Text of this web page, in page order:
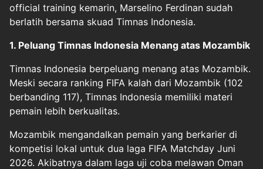
official training kemarin, Marselino Ferdinan sudah
berlatih bersama skuad Timnas Indonesia.
1. Peluang Timnas Indonesia Menang atas Mozambik
Timnas Indonesia berpeluang menang atas Mozambik.
Meski secara ranking FIFA kalah dari Mozambik (102
berbanding 117), Timnas Indonesia memiliki materi
pemain lebih berkualitas.
Mozambik mengandalkan pemain yang berkarier di
kompetisi lokal untuk dua laga FIFA Matchday Juni
2026. Akibatnya dalam laga uji coba melawan Oman